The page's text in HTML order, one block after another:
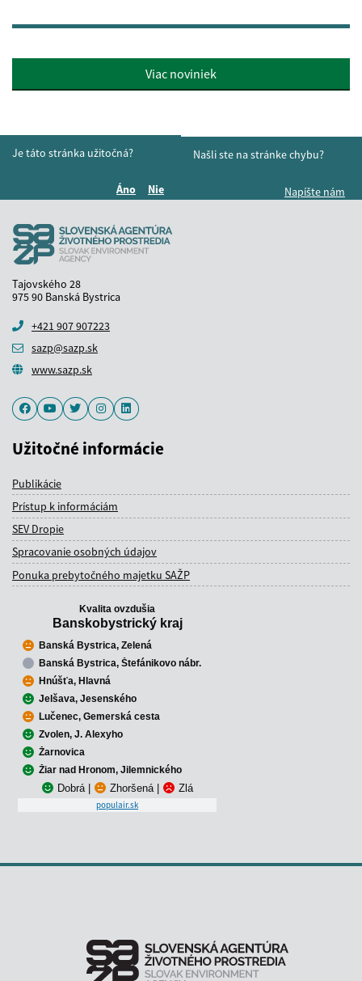
Viac noviniek
Je táto stránka užitočná?
Áno
Boli tieto informácie pre vás užitočné?
Nie
Boli tieto informácie pre vás užitočné?
Našli ste na stránke chybu?
Napíšte nám
Tajovského 28
975 90 Banská Bystrica
+421 907 907223
sazp@sazp.sk
www.sazp.sk
FacebookYoutubeTwitterInstagramLinkedIn
Užitočné informácie
Publikácie
Prístup k informáciám
SEV Dropie
Spracovanie osobných údajov
Ponuka prebytočného majetku SAŽP
Kvalita ovzdušia
Banskobystrický kraj
Banská Bystrica, Zelená
Banská Bystrica, Štefánikovo nábr.
Hnúšťa, Hlavná
Jelšava, Jesenského
Lučenec, Gemerská cesta
Zvolen, J. Alexyho
Žarnovica
Žiar nad Hronom, Jilemnického
Dobrá Zhoršená Zlá
populair.sk